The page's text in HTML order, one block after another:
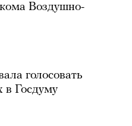
Воздушно-
голосовать
в Госдуму